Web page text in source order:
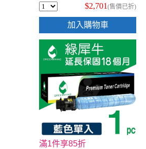
$2,701(售價已折)
加入購物車
滿1件享85折